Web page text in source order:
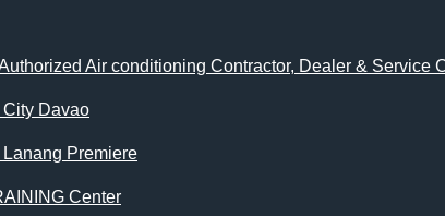
Air conditioning Contractor, Dealer & Service
Davao
Premiere
Center